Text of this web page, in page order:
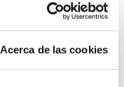
Acerca de las cookies